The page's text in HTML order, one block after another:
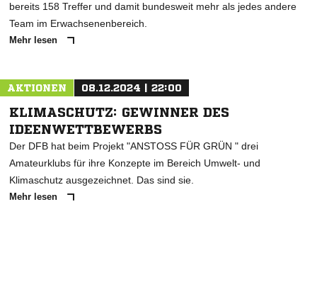
bereits 158 Treffer und damit bundesweit mehr als jedes andere
Team im Erwachsenenbereich.
Mehr lesen
AKTIONEN 08.12.2024 | 22:00
KLIMASCHUTZ: GEWINNER DES
IDEENWETTBEWERBS
Der DFB hat beim Projekt "ANSTOSS FÜR GRÜN " drei
Amateurklubs für ihre Konzepte im Bereich Umwelt- und
Klimaschutz ausgezeichnet. Das sind sie.
Mehr lesen